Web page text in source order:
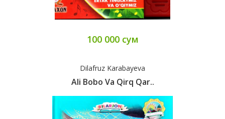
100 000 сум
Dilafruz Karabayeva
Ali Bobo Va Qirq Qar..